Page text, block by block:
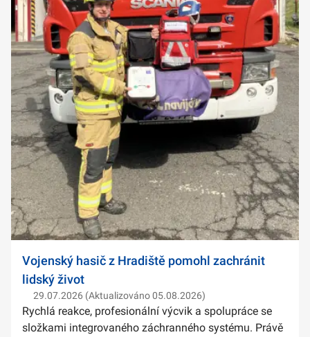
Vojenský hasič z Hradiště pomohl zachránit
lidský život
29.07.2026 (Aktualizováno 05.08.2026)
Rychlá reakce, profesionální výcvik a spolupráce se
složkami integrovaného záchranného systému. Právě